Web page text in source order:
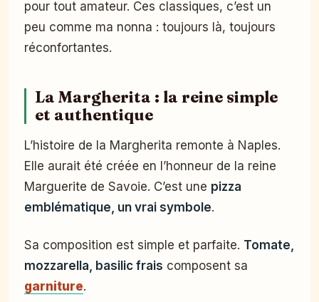
pour tout amateur. Ces classiques, c’est un
peu comme ma nonna : toujours là, toujours
réconfortantes.
La Margherita : la reine simple
et authentique
L’histoire de la Margherita remonte à Naples.
Elle aurait été créée en l’honneur de la reine
Marguerite de Savoie. C’est une pizza
emblématique, un vrai symbole.
Sa composition est simple et parfaite. Tomate,
mozzarella, basilic frais composent sa
garniture.